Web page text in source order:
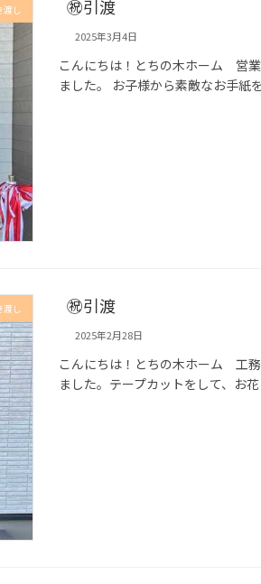
渡し ㊗引渡
2025年3月4日
こんにちは！とちの木ホーム 営
ました。 お子様から素敵なお手
渡し ㊗引渡
2025年2月28日
こんにちは！とちの木ホーム 工
ました。テープカットをして、お